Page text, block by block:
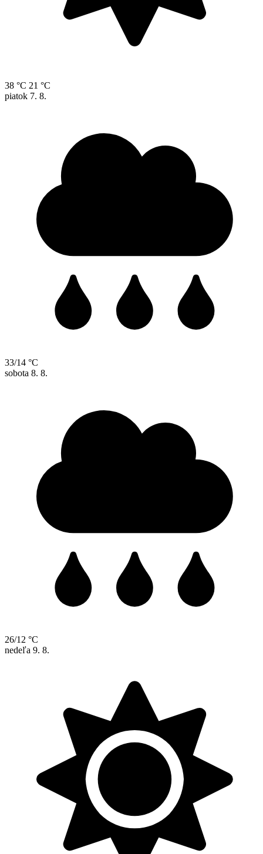
38 °C 21 °C
piatok 7. 8.
33/14 °C
sobota 8. 8.
26/12 °C
nedeľa 9. 8.